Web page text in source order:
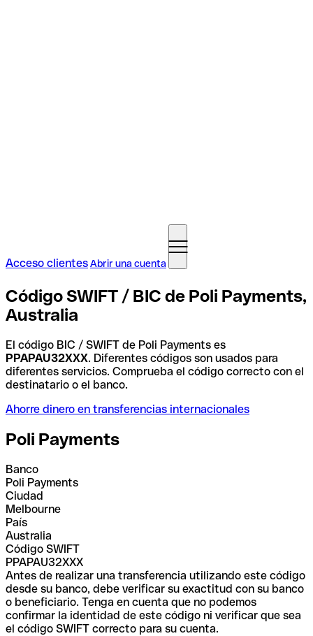
Acceso clientesAbrir una cuenta
Código SWIFT / BIC de Poli Payments,
Australia
El código BIC / SWIFT de Poli Payments es
PPAPAU32XXX. Diferentes códigos son usados para
diferentes servicios. Comprueba el código correcto con el
destinatario o el banco.
Ahorre dinero en transferencias internacionales
Poli Payments
Banco
Poli Payments
Ciudad
Melbourne
País
Australia
Código SWIFT
PPAPAU32XXX
Antes de realizar una transferencia utilizando este código
desde su banco, debe verificar su exactitud con su banco
o beneficiario. Tenga en cuenta que no podemos
confirmar la identidad de este código ni verificar que sea
el código SWIFT correcto para su cuenta.